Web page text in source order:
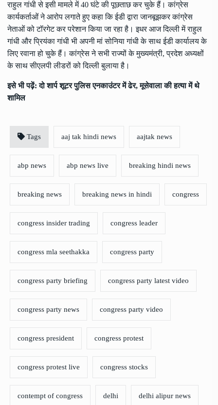
राहुल गांधी से इसी मामले में 40 घंटे की पूछताछ कर चुके हैं। कांग्रेस
कार्यकर्ताओं ने आरोप लगाते हुए कहा कि ईडी द्वारा जानबूझकर कांग्रेस
नेताओं को टॉरगेट कर परेशान किया जा रहा है। इधर आज दिल्ली में राहुल
गांधी और प्रियंका गांधी भी अपनी मां सोनिया गांधी के साथ ईडी कार्यालय के
लिए रवाना हो चुके हैं। कांग्रेस ने सभी राज्यों के मुख्यमंत्री, प्रदेश अध्यक्षों
के साथ सीएलपी लीडरों को दिल्ली बुलाया है।
इसे भी पढ़ें:दो शार्प शूटर पुलिस एनकाउंटर में ढेर, मूसेवाला की हत्या में थे
शामिल
Tags aaj tak hindi news aajtak news
abp news abp news live breaking hindi news
breaking news breaking news in hindi congress
congress insider trading congress leader
congress mla seethakka congress party
congress party briefing congress party latest video
congress party news congress party video
congress president congress protest
congress protest live congress stocks
contempt of congress delhi delhi alipur news